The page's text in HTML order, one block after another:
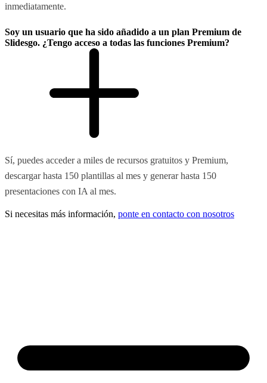
inmediatamente.
Soy un usuario que ha sido añadido a un plan Premium de
Slidesgo. ¿Tengo acceso a todas las funciones Premium?
Sí, puedes acceder a miles de recursos gratuitos y Premium,
descargar hasta 150 plantillas al mes y generar hasta 150
presentaciones con IA al mes.
Si necesitas más información, ponte en contacto con nosotros